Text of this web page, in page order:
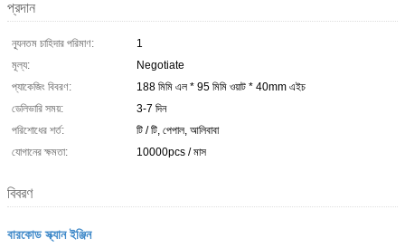
প্রদান
ন্যূনতম চাহিদার পরিমাণ:
1
মূল্য:
Negotiate
প্যাকেজিং বিবরণ:
188 মিমি এল * 95 মিমি ওয়াট * 40mm এইচ
ডেলিভারি সময়:
3-7 দিন
পরিশোধের শর্ত:
টি / টি, পেপাল, আলিবাবা
যোগানের ক্ষমতা:
10000pcs / মাস
বিবরণ
বারকোড স্ক্যান ইঞ্জিন